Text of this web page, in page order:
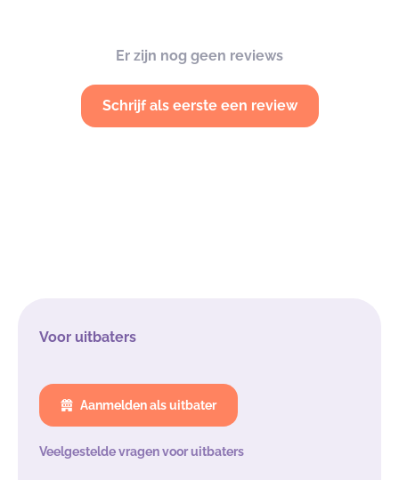
Er zijn nog geen reviews
Schrijf als eerste een review
Voor uitbaters
Aanmelden als uitbater
Veelgestelde vragen voor uitbaters